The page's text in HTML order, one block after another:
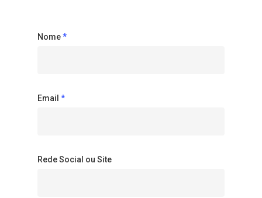
Nome*
Email *
Rede Social ou Site